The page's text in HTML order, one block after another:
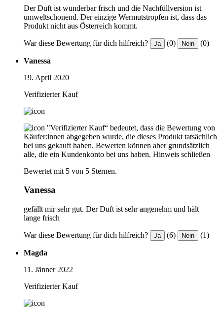
Der Duft ist wunderbar frisch und die Nachfüllversion ist
umweltschonend. Der einzige Wermutstropfen ist, dass das
Produkt nicht aus Österreich kommt.
War diese Bewertung für dich hilfreich? Ja (0) Nein (0)
Vanessa
19. April 2020
Verifizierter Kauf
"Verifizierter Kauf“ bedeutet, dass die Bewertung von
Käufer:innen abgegeben wurde, die dieses Produkt tatsächlich
bei uns gekauft haben. Bewerten können aber grundsätzlich
alle, die ein Kundenkonto bei uns haben. Hinweis schließen
Bewertet mit 5 von 5 Sternen.
Vanessa
gefällt mir sehr gut. Der Duft ist sehr angenehm und hält
lange frisch
War diese Bewertung für dich hilfreich? Ja (6) Nein (1)
Magda
11. Jänner 2022
Verifizierter Kauf